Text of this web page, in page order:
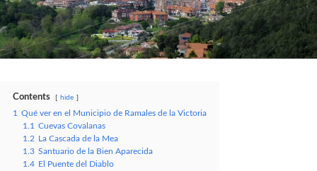
Contents hide
1
Qué ver en el Municipio de Ramales de la Victoria
1.1
Cuevas Covalanas
1.2
La Cascada de la Mea
1.3 Santuario de la Bien Aparecida
1.4
El Puente del Diablo